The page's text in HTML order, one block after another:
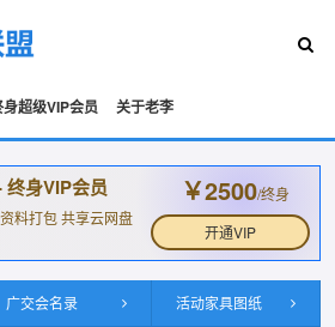
超级VIP会员 关于老李
终身VIP会员
料打包 共享云网盘
￥2500/终身
开通VIP
广交会名录 活动家具图纸